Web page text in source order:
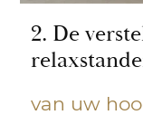
2. De
van uw